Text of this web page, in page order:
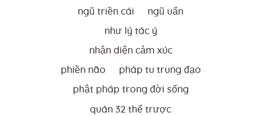
ngũ triền cái ngũ uẩn
như lý tác ý
nhận diện cảm xúc
phiền não pháp tu trung đạo
phật pháp trong đời sống
quán 32 thể trược